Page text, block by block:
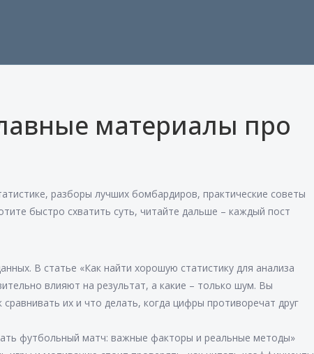
материалы про
разборы лучших бомбардиров, практические советы
быстро схватить суть, читайте дальше – каждый пост
В статье «Как найти хорошую статистику для анализа
влияют на результат, а какие – только шум. Вы
их и что делать, когда цифры противоречат друг
футбольный матч: важные факторы и реальные методы»